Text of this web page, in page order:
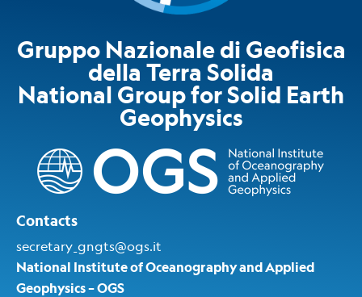
Gruppo Nazionale di Geofisica
della Terra Solida
National Group for Solid Earth
Geophysics​
Contacts
secretary_gngts@ogs.it
National Institute of Oceanography and Applied
Geophysics – OGS